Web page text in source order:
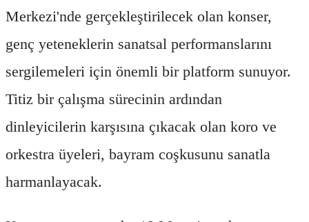
Merkezi'nde gerçekleştirilecek olan konser,
genç yeteneklerin sanatsal performanslarını
sergilemeleri için önemli bir platform sunuyor.
Titiz bir çalışma sürecinin ardından
dinleyicilerin karşısına çıkacak olan koro ve
orkestra üyeleri, bayram coşkusunu sanatla
harmanlayacak.